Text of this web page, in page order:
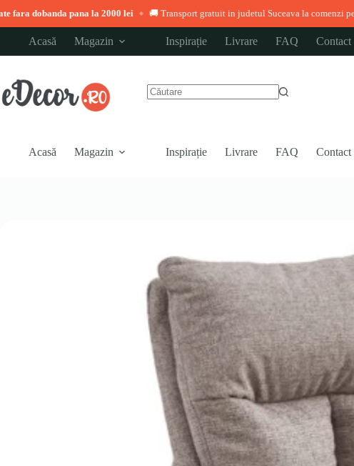
pana la 2000 lei ◆ 🚚 Transport gratuit in judetul Suceava la comenzi peste 3.000 lei ◆
conținut
Acasă Magazin Inspirație Livrare FAQ Contact
Acasă Magazin Inspirație Livrare FAQ Contact